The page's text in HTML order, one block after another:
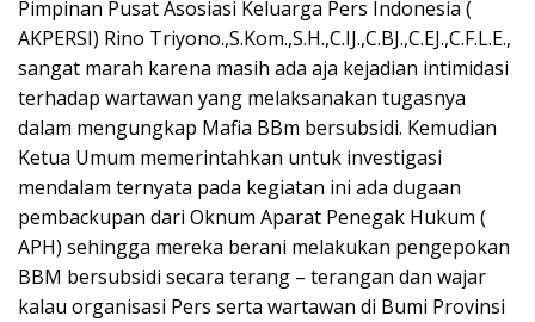
Pimpinan Pusat Asosiasi Keluarga Pers Indonesia (
AKPERSI) Rino Triyono.,S.Kom.,S.H.,C.IJ.,C.BJ.,C.EJ.,C.F.L.E.,
sangat marah karena masih ada aja kejadian intimidasi
terhadap wartawan yang melaksanakan tugasnya
dalam mengungkap Mafia BBm bersubsidi. Kemudian
Ketua Umum memerintahkan untuk investigasi
mendalam ternyata pada kegiatan ini ada dugaan
pembackupan dari Oknum Aparat Penegak Hukum (
APH) sehingga mereka berani melakukan pengepokan
BBM bersubsidi secara terang – terangan dan wajar
kalau organisasi Pers serta wartawan di Bumi Provinsi